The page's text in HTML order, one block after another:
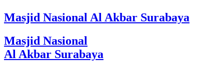
Masjid Nasional Al Akbar Surabaya
Masjid Nasional
Al Akbar Surabaya